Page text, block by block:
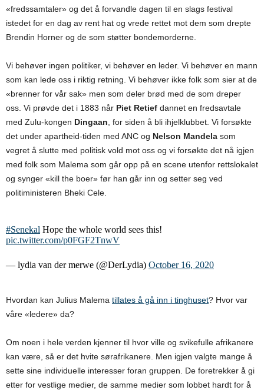
«fredssamtaler» og det å forvandle dagen til en slags festival
istedet for en dag av rent hat og vrede rettet mot dem som drepte
Brendin Horner og de som støtter bondemorderne.
Vi behøver ingen politiker, vi behøver en leder. Vi behøver en mann
som kan lede oss i riktig retning. Vi behøver ikke folk som sier at de
«brenner for vår sak» men som deler brød med de som dreper
oss. Vi prøvde det i 1883 når Piet Retief dannet en fredsavtale
med Zulu-kongen Dingaan , for siden å bli ihjelklubbet. Vi forsøkte
det under apartheid-tiden med ANC og Nelson Mandela som
vegret å slutte med politisk vold mot oss og vi forsøkte det nå igjen
med folk som Malema som går opp på en scene utenfor rettslokalet
og synger «kill the boer» før han går inn og setter seg ved
politiministeren Bheki Cele.
#Senekal Hope the whole world sees this!
pic.twitter.com/p0FGF2TnwV
— lydia van der merwe (@DerLydia) October 16, 2020
Hvordan kan Julius Malema tillates å gå inn i tinghuset? Hvor var
våre «ledere» da?
Om noen i hele verden kjenner til hvor ville og svikefulle afrikanere
kan være, så er det hvite sørafrikanere. Men igjen valgte mange å
sette sine individuelle interesser foran gruppen. De foretrekker å gi
etter for vestlige medier, de samme medier som lobbet hardt for å